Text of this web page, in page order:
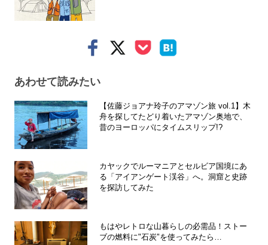
あわせて読みたい
【佐藤ジョアナ玲子のアマゾン旅 vol.1】木
舟を探してたどり着いたアマゾン奥地で、
昔のヨーロッパにタイムスリップ!?
カヤックでルーマニアとセルビア国境にあ
る「アイアンゲート渓谷」へ。洞窟と史跡
を探訪してみた
もはやレトロな山暮らしの必需品！ストー
ブの燃料に"石炭"を使ってみたら…